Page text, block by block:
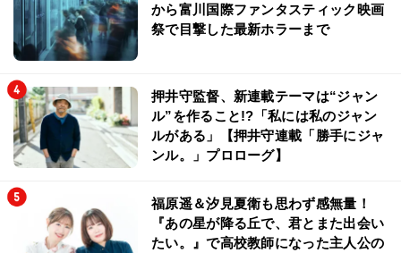
から富川国際ファンタスティック映画
祭で目撃した最新ホラーまで
押井守監督、新連載テーマは“ジャン
ル”を作ること!?「私には私のジャン
ルがある」【押井守連載「勝手にジャ
ンル。」プロローグ】
福原遥＆汐見夏衛も思わず感無量！
『あの星が降る丘で、君とまた出会い
たい。』で高校教師になった主人公の